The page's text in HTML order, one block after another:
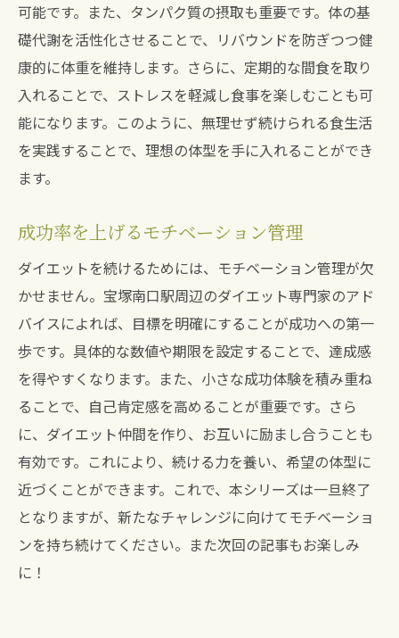
可能です。また、タンパク質の摂取も重要です。体の基
礎代謝を活性化させることで、リバウンドを防ぎつつ健
康的に体重を維持します。さらに、定期的な間食を取り
入れることで、ストレスを軽減し食事を楽しむことも可
能になります。このように、無理せず続けられる食生活
を実践することで、理想の体型を手に入れることができ
ます。
成功率を上げるモチベーション管理
ダイエットを続けるためには、モチベーション管理が欠
かせません。宝塚南口駅周辺のダイエット専門家のアド
バイスによれば、目標を明確にすることが成功への第一
歩です。具体的な数値や期限を設定することで、達成感
を得やすくなります。また、小さな成功体験を積み重ね
ることで、自己肯定感を高めることが重要です。さら
に、ダイエット仲間を作り、お互いに励まし合うことも
有効です。これにより、続ける力を養い、希望の体型に
近づくことができます。これで、本シリーズは一旦終了
となりますが、新たなチャレンジに向けてモチベーショ
ンを持ち続けてください。また次回の記事もお楽しみ
に！